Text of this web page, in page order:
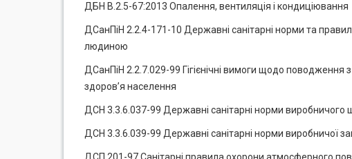
ДБН В.2.5-67:2013 Опалення, вентиляція і кондиціювання
ДСанПіН 2.2.4-171-10 Державні санітарні норми та
людиною
ДСанПіН 2.2.7.029-99 Гігієнічні вимоги щодо
здоров’я населення
ДСН 3.3.6.037-99 Державні санітарні норми виробничого
ДСН 3.3.6.039-99 Державні санітарні норми виробничої